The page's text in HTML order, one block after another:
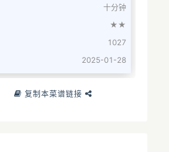
十分钟
★★
1027
2025-01-28
复制本菜谱链接